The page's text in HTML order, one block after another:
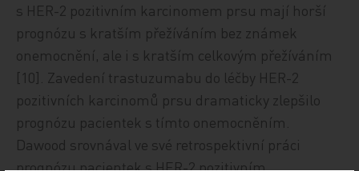
s HER-2 pozitivním karcinomem prsu mají horší
prognózu s kratším přežíváním bez známek
onemocnění, ale i s kratším celkovým přežíváním
[10]. Zavedení trastuzumabu do léčby HER-2
pozitivních karcinomů prsu dramaticky zlepšilo
prognózu pacientek s tímto onemocněním.
Dawood srovnával ve své retrospektivní práci
prognózu pacientek s HER-2 pozitivním